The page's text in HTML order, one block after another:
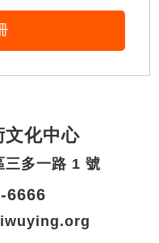
文化中心
三多一路 1 號
6666